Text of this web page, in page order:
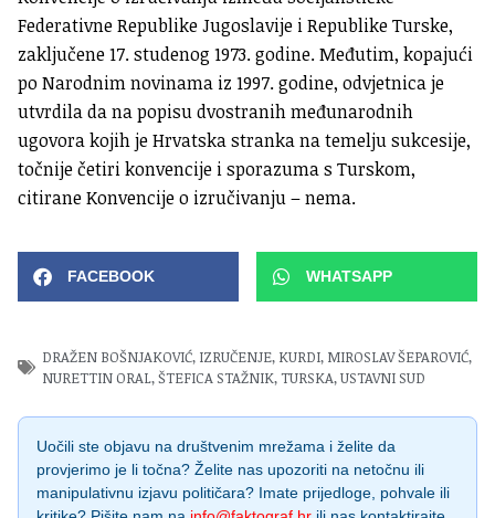
Federativne Republike Jugoslavije i Republike Turske,
zaključene 17. studenog 1973. godine. Međutim, kopajući
po Narodnim novinama iz 1997. godine, odvjetnica je
utvrdila da na popisu dvostranih međunarodnih
ugovora kojih je Hrvatska stranka na temelju sukcesije,
točnije četiri konvencije i sporazuma s Turskom,
citirane Konvencije o izručivanju – nema.
FACEBOOK WHATSAPP
DRAŽEN BOŠNJAKOVIĆ, IZRUČENJE, KURDI, MIROSLAV ŠEPAROVIĆ,
NURETTIN ORAL,ŠTEFICA STAŽNIK,TURSKA,USTAVNI SUD
Uočili ste objavu na društvenim mrežama i želite da
provjerimo je li točna? Želite nas upozoriti na netočnu ili
manipulativnu izjavu političara? Imate prijedloge, pohvale ili